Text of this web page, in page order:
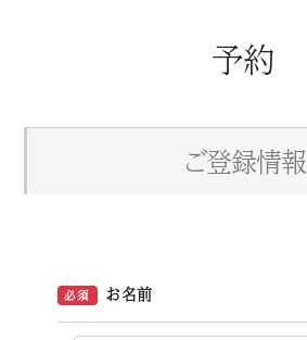
予約
ご登録情報
必須 お名前